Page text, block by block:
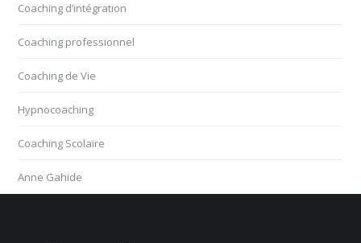
Coaching d’intégration
Coaching professionnel
Coaching de Vie
Hypnocoaching
Coaching Scolaire
Anne Gahide